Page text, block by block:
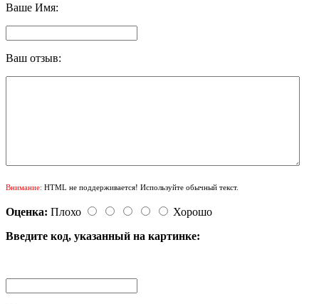
Ваше Имя:
Ваш отзыв:
Внимание: HTML не поддерживается! Используйте обычный текст.
Оценка: Плохо
Хорошо
Введите код, указанный на картинке: